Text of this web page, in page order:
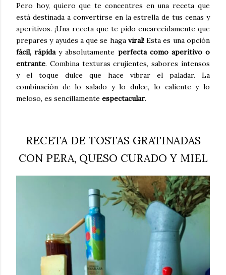
Pero hoy, quiero que te concentres en una receta que
está destinada a convertirse en la estrella de tus cenas y
aperitivos. ¡Una receta que te pido encarecidamente que
prepares y ayudes a que se haga viral! Esta es una opción
fácil, rápida y absolutamente perfecta como aperitivo o
entrante. Combina texturas crujientes, sabores intensos
y el toque dulce que hace vibrar el paladar. La
combinación de lo salado y lo dulce, lo caliente y lo
meloso, es sencillamente espectacular.
RECETA DE TOSTAS GRATINADAS
CON PERA, QUESO CURADO Y MIEL